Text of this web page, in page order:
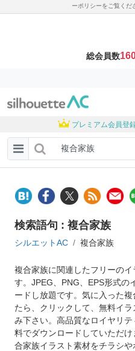
ーポリシーをご覧くだ
総会員数
プレミアム会員登
検索語句 : 複合家族
シルエットAC 複合家族
複合家族に関連したフリーの
す。JPEG、PNG、EPS形式の
ードし放題です。気に入った
たら、クリックして、無料イ
み下さい。高品質なロイヤリ
料でダウンロードしていただ
合家族イラスト素材をチラシ